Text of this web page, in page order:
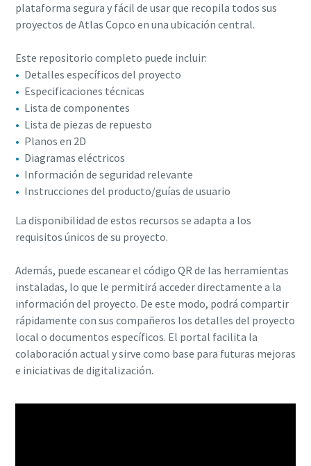
plataforma segura y fácil de usar que recopila todos sus
proyectos de Atlas Copco en una ubicación central.
Este repositorio completo puede incluir:
Detalles específicos del proyecto
Especificaciones técnicas
Lista de componentes
Lista de piezas de repuesto
Planos en 2D
Diagramas eléctricos
Información de seguridad relevante
Instrucciones del producto/guías de usuario
La disponibilidad de estos recursos se adapta a los
requisitos únicos de su proyecto.
Además, puede escanear el código QR de las herramientas
instaladas, lo que le permitirá acceder directamente a la
información del proyecto. De este modo, podrá compartir
rápidamente con sus compañeros los detalles del proyecto
local o documentos específicos. El portal facilita la
colaboración actual y sirve como base para futuras mejoras
e iniciativas de digitalización.